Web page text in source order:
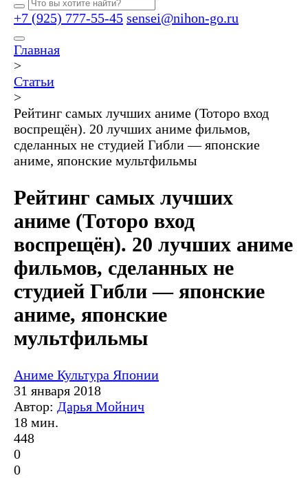
+7 (925) 777-55-45 sensei@nihon-go.ru
Главная
>
Статьи
>
Рейтинг самых лучших аниме (Тоторо вход
воспрещён). 20 лучших аниме фильмов,
сделанных не студией Гибли — японские
аниме, японские мультфильмы
Рейтинг самых лучших
аниме (Тоторо вход
воспрещён). 20 лучших аниме
фильмов, сделанных не
студией Гибли — японские
аниме, японские
мультфильмы
Аниме Культура Японии
31 января 2018
Автор: Дарья Мойнич
18 мин.
448
0
0